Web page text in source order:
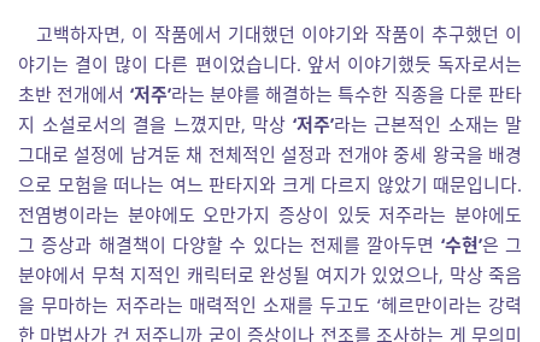
고백하자면, 이 작품에서 기대했던 이야기와 작품이 추구했던 이
야기는 결이 많이 다른 편이었습니다. 앞서 이야기했듯 독자로서는
초반 전개에서 ‘저주’라는 분야를 해결하는 특수한 직종을 다룬 판타
지 소설로서의 결을 느꼈지만, 막상 ‘저주’라는 근본적인 소재는 말
그대로 설정에 남겨둔 채 전체적인 설정과 전개야 중세 왕국을 배경
으로 모험을 떠나는 여느 판타지와 크게 다르지 않았기 때문입니다.
전염병이라는 분야에도 오만가지 증상이 있듯 저주라는 분야에도
그 증상과 해결책이 다양할 수 있다는 전제를 깔아두면 ‘수현’은 그
분야에서 무척 지적인 캐릭터로 완성될 여지가 있었으나, 막상 죽음
을 무마하는 저주라는 매력적인 소재를 두고도 ‘헤르만이라는 강력
한 마법사가 건 저주니까 굳이 증상이나 전조를 조사하는 게 무의미